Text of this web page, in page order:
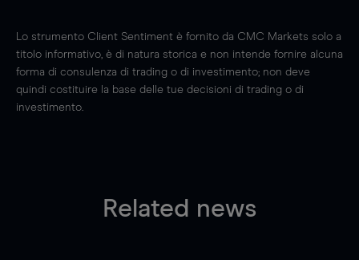
Lo strumento Client Sentiment è fornito da CMC Markets solo a
titolo informativo, è di natura storica e non intende fornire alcuna
forma di consulenza di trading o di investimento; non deve
quindi costituire la base delle tue decisioni di trading o di
investimento.
Related news